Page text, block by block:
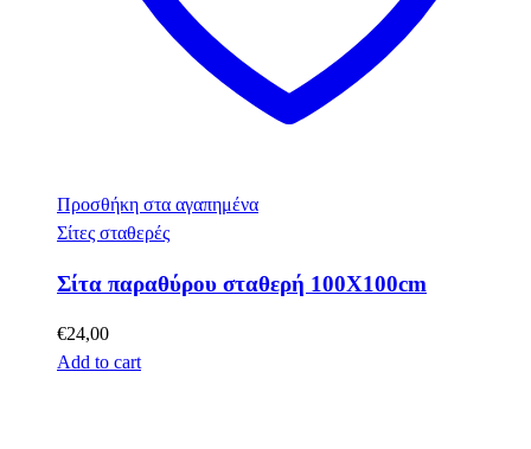
Προσθήκη στα αγαπημένα
Σίτες σταθερές
Σίτα παραθύρου σταθερή 100X100cm
€24,00
Add to cart